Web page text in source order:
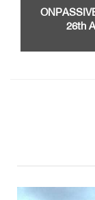
26th